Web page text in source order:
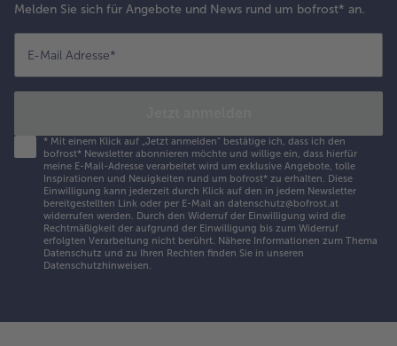
Melden Sie sich für Angebote und News rund um bofrost* an.
E-Mail Adresse*
* Mit einem Klick auf „Jetzt anmelden" bestätige ich, dass ich den
bofrost* Newsletter abonnieren möchte und willige ein, dass hierfür
meine E-Mail-Adresse verarbeitet wird um exklusive Angebote, tolle
Inspirationen und Neuigkeiten rund um bofrost* zu erhalten. Diese
Einwilligung kann jederzeit durch Klick auf den in jedem Newsletter
bereitgestellten Link oder per E-Mail an datenschutz@bofrost.at
widerrufen werden. Durch den Widerruf der Einwilligung wird die
Rechtmäßigkeit der aufgrund der Einwilligung bis zum Widerruf
erfolgten Verarbeitung nicht berührt. Nähere Informationen zum Thema
Datenschutz und zu Ihren Rechten finden Sie in unseren
Datenschutzhinweisen.